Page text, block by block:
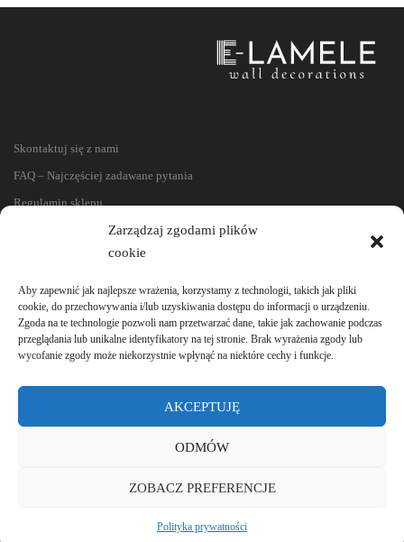
Zarządzaj zgodami plików
cookie
Aby zapewnić jak najlepsze wrażenia, korzystamy z technologii, takich jak pliki
cookie, do przechowywania i/lub uzyskiwania dostępu do informacji o urządzeniu.
Zgoda na te technologie pozwoli nam przetwarzać dane, takie jak zachowanie podczas
przeglądania lub unikalne identyfikatory na tej stronie. Brak wyrażenia zgody lub
wycofanie zgody może niekorzystnie wpłynąć na niektóre cechy i funkcje.
AKCEPTUJĘ
ODMÓW
ZOBACZ PREFERENCJE
Polityka prywatności
Skontaktuj się z nami
FAQ – Najczęściej zadawane pytania
Regulamin sklepu
Reklamacje i zwroty
Polityka prywatności